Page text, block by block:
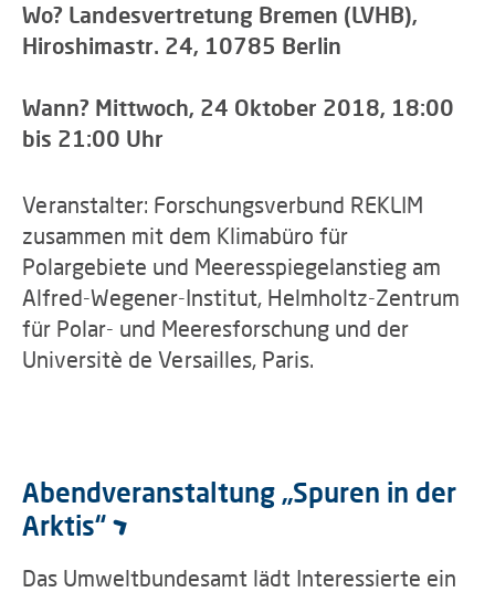
Wo? Landesvertretung Bremen (LVHB),
Hiroshimastr. 24, 10785 Berlin
Wann? Mittwoch, 24 Oktober 2018, 18:00
bis 21:00 Uhr
Veranstalter: Forschungsverbund REKLIM
zusammen mit dem Klimabüro für
Polargebiete und Meeresspiegelanstieg am
Alfred-Wegener-Institut, Helmholtz-Zentrum
für Polar- und Meeresforschung und der
Universitè de Versailles, Paris.
Abendveranstaltung „Spuren in der
Arktis“
Das Umweltbundesamt lädt Interessierte ein